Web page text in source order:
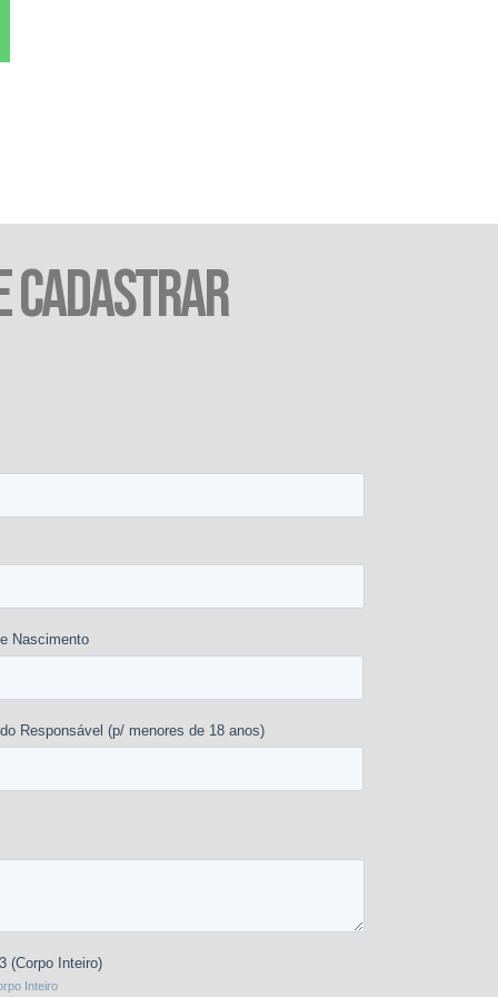
CADASTRAR